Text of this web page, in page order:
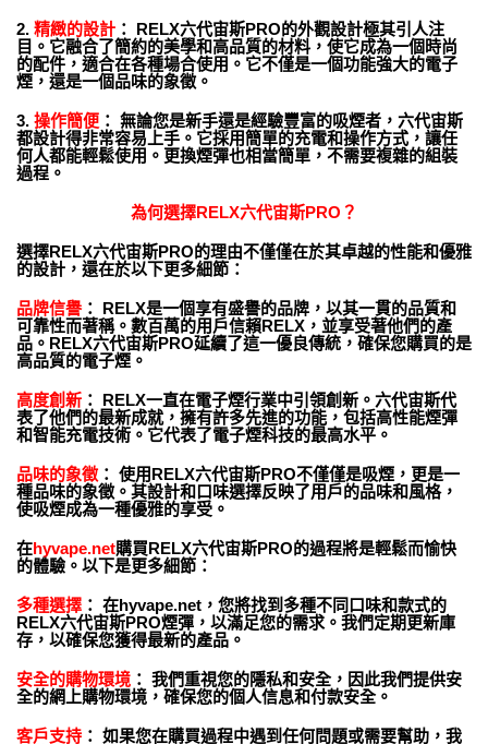
2. 精緻的設計 ： RELX六代宙斯PRO的外觀設計極其引人注
目。它融合了簡約的美學和高品質的材料，使它成為一個時尚
的配件，適合在各種場合使用。它不僅是一個功能強大的電子
煙，還是一個品味的象徵。
3. 操作簡便 ： 無論您是新手還是經驗豐富的吸煙者，六代宙斯
都設計得非常容易上手。它採用簡單的充電和操作方式，讓任
何人都能輕鬆使用。更換煙彈也相當簡單，不需要複雜的組裝
過程。
為何選擇RELX六代宙斯PRO？
選擇RELX六代宙斯PRO的理由不僅僅在於其卓越的性能和優雅
的設計，還在於以下更多細節：
品牌信譽： RELX是一個享有盛譽的品牌，以其一貫的品質和
可靠性而著稱。數百萬的用戶信賴RELX，並享受著他們的產
品。RELX六代宙斯PRO延續了這一優良傳統，確保您購買的是
高品質的電子煙。
高度創新 ： RELX一直在電子煙行業中引領創新。六代宙斯代
表了他們的最新成就，擁有許多先進的功能，包括高性能煙彈
和智能充電技術。它代表了電子煙科技的最高水平。
品味的象徵： 使用RELX六代宙斯PRO不僅僅是吸煙，更是一
種品味的象徵。其設計和口味選擇反映了用戶的品味和風格，
使吸煙成為一種優雅的享受。
在hyvape.net購買RELX六代宙斯PRO的過程將是輕鬆而愉快
的體驗。以下是更多細節：
多種選擇 ： 在hyvape.net，您將找到多種不同口味和款式的
RELX六代宙斯PRO煙彈，以滿足您的需求。我們定期更新庫
存，以確保您獲得最新的產品。
安全的購物環境 ： 我們重視您的隱私和安全，因此我們提供安
全的網上購物環境，確保您的個人信息和付款安全。
客戶支持 ： 如果您在購買過程中遇到任何問題或需要幫助，我